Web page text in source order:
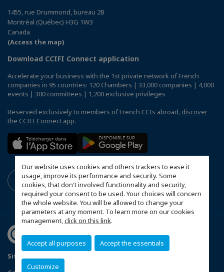
Our website uses cookies and others trackers to ease it
usage, improve its performance and security. Some
cookies, that don't involved functionnality and security,
required your consent to be used. Your choices will concern
the whole website. You will be allowed to change your
parameters at any moment. To learn more on our cookies
management,click on this link.
Accept all purposes Accept the essentials
Customize
1455, rue Drummond, bureau 2B
Montréal (Québec) H3G 1W3
Canada
(Access the map)
Download CCIFI Connect application
Accelerate your business with the 1st private network of French
companies in 95 countries: 120 Chambers | 33,000 companies | 4,000
events | 300 committees | 1,200 exclusive privileges
Reserved exclusively to members of French CCIs abroad, discover
the CCIFI Connect app.
Sitemap